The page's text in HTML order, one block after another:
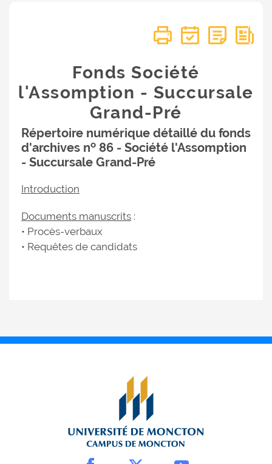
Fonds Société
l'Assomption - Succursale
Grand-Pré
Répertoire numérique détaillé du fonds
d'archives no 86 - Société l'Assomption
- Succursale Grand-Pré
Introduction
Documents manuscrits :
• Procès-verbaux
• Requêtes de candidats